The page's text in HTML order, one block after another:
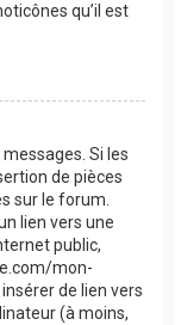
qu’il est
Si les
de pièces
sur le forum.
lien vers une
public,
mon-
de lien vers
(à moins,